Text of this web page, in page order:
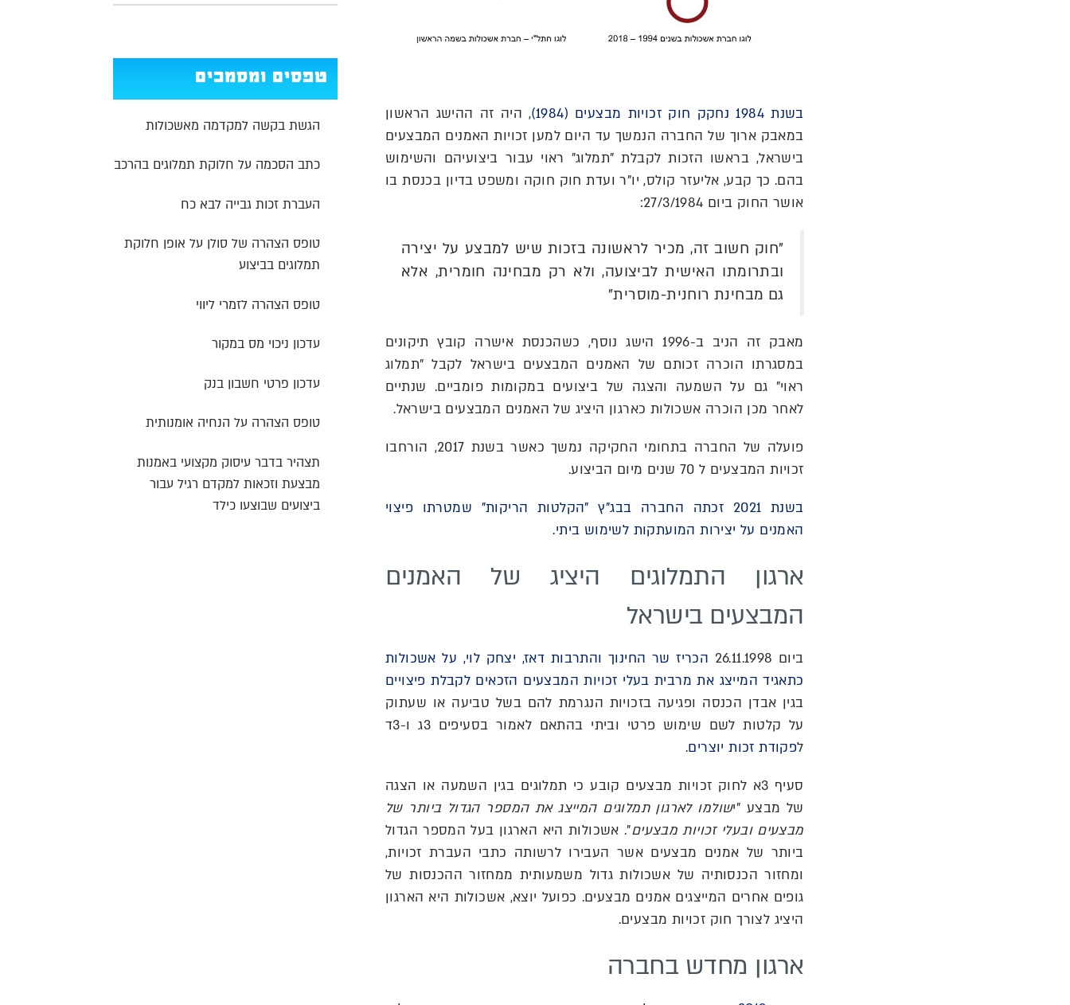
בשנת 1984 נחקק חוק זכויות מבצעים (1984)
, היה זה ההישג הראשון
במאבק ארוך של החברה הנמשך עד היום למען זכויות האמנים המבצעים
בישראל, בראשו הזכות לקבלת "תמלוג" ראוי עבור ביצועיהם והשימוש
בהם. כך קבע, אליעזר קולס, יו"ר ועדת חוק חוקה ומשפט בדיון בכנסת בו
אושר החוק ביום 27/3/1984:
"חוק חשוב זה, מכיר לראשונה בזכות שיש למבצע על יצירה
ובתרומתו האישית לביצועה, ולא רק מבחינה חומרית, אלא
גם מבחינת רוחנית-מוסרית"
מאבק זה הניב ב-1996 הישג נוסף, כשהכנסת אישרה קובץ תיקונים
במסגרתו הוכרה זכותם של האמנים המבצעים בישראל לקבל "תמלוג
ראוי" גם על השמעה והצגה של ביצועים במקומות פומביים. שנתיים
לאחר מכן הוכרה אשכולות כארגון היציג של האמנים המבצעים בישראל.
פועלה של החברה בתחומי החקיקה נמשך כאשר בשנת 2017, הורחבו
זכויות המבצעים ל 70 שנים מיום הביצוע.
בשנת 2021 זכתה החברה בבג"ץ "הקלטות הריקות" שמטרתו פיצוי
האמנים על יצירות המועתקות לשימוש ביתי.
ארגון התמלוגים היציג של האמנים
המבצעים בישראל
ביום 26.11.1998
הכריז שר החינוך והתרבות דאז, יצחק לוי, על אשכולות
כתאגיד המייצג את מרבית בעלי זכויות המבצעים הזכאים לקבלת פיצויים
בגין אבדן הכנסה ופגיעה בזכויות הנגרמת להם בשל טביעה או שעתוק
על קלטות לשם שימוש פרטי וביתי בהתאם לאמור בסעיפים 3ג ו-3ד
לפקודת זכות יוצרים.
סעיף 3א לחוק זכויות מבצעים קובע כי תמלוגים בגין השמעה או הצגה
של מבצע "ישולמו לארגון תמלוגים המייצג את המספר הגדול ביותר של
מבצעים ובעלי זכויות מבצעים". אשכולות היא הארגון בעל המספר הגדול
ביותר של אמנים מבצעים אשר העבירו לרשותה כתבי העברת זכויות,
ומחזור הכנסותיה של אשכולות גדול משמעותית ממחזור ההכנסות של
גופים אחרים המייצגים אמנים מבצעים. כפועל יוצא, אשכולות היא הארגון
היציג לצורך חוק זכויות מבצעים.
ארגון מחדש בחברה
טפסים ומסמכים
הגשת בקשה למקדמה מאשכולות
כתב הסכמה על חלוקת תמלוגים בהרכב
העברת זכות גבייה לבא כח
טופס הצהרה של סולן על אופן חלוקת
תמלוגים בביצוע
טופס הצהרה לזמרי ליווי
עדכון ניכוי מס במקור
עדכון פרטי חשבון בנק
טופס הצהרה על הנחיה אומנותית
תצהיר בדבר עיסוק מקצועי באמנות
מבצעת וזכאות למקדם רגיל עבור
ביצועים שבוצעו כילד